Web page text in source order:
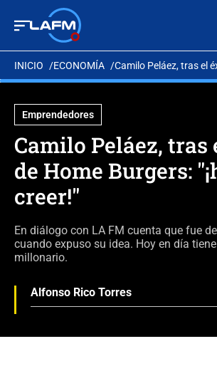
INICIO ECONOMÍA Camilo Peláez, tras el
Emprendedores
Camilo Peláez, tras
de Home Burgers:
creer!"
En diálogo con LA FM cuenta que fue
cuando expuso su idea. Hoy en día
millonario.
Alfonso Rico Torres